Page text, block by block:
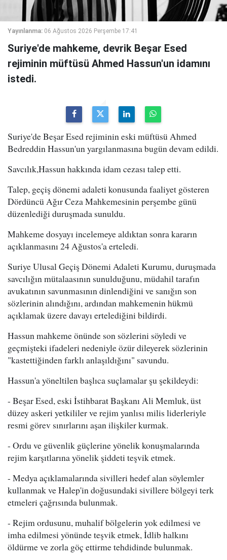
Yayınlanma: 06 Ağustos 2026 Perşembe 17:41
Suriye'de mahkeme, devrik Beşar Esed
rejiminin müftüsü Ahmed Hassun'un idamını
istedi.
Suriye'de Beşar Esed rejiminin eski müftüsü Ahmed
Bedreddin Hassun'un yargılanmasına bugün devam edildi.
Savcılık,Hassun hakkında idam cezası talep etti.
Talep, geçiş dönemi adaleti konusunda faaliyet gösteren
Dördüncü Ağır Ceza Mahkemesinin perşembe günü
düzenlediği duruşmada sunuldu.
Mahkeme dosyayı incelemeye aldıktan sonra kararın
açıklanmasını 24 Ağustos'a erteledi.
Suriye Ulusal Geçiş Dönemi Adaleti Kurumu, duruşmada
savcılığın mütalaasının sunulduğunu, müdahil tarafın
avukatının savunmasının dinlendiğini ve sanığın son
sözlerinin alındığını, ardından mahkemenin hükmü
açıklamak üzere davayı ertelediğini bildirdi.
Hassun mahkeme önünde son sözlerini söyledi ve
geçmişteki ifadeleri nedeniyle özür dileyerek sözlerinin
"kastettiğinden farklı anlaşıldığını" savundu.
Hassun'a yöneltilen başlıca suçlamalar şu şekildeydi:
- Beşar Esed, eski İstihbarat Başkanı Ali Memluk, üst
düzey askeri yetkililer ve rejim yanlısı milis liderleriyle
resmi görev sınırlarını aşan ilişkiler kurmak.
- Ordu ve güvenlik güçlerine yönelik konuşmalarında
rejim karşıtlarına yönelik şiddeti teşvik etmek.
- Medya açıklamalarında sivilleri hedef alan söylemler
kullanmak ve Halep'in doğusundaki sivillere bölgeyi terk
etmeleri çağrısında bulunmak.
- Rejim ordusunu, muhalif bölgelerin yok edilmesi ve
imha edilmesi yönünde teşvik etmek, İdlib halkını
öldürme ve zorla göç ettirme tehdidinde bulunmak.